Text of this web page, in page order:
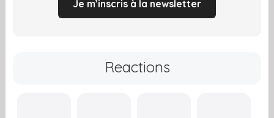
Je m’inscris à la newsletter
Reactions